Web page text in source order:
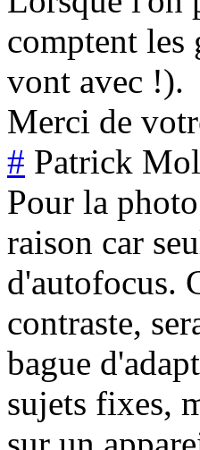
comptent
vont avec !).
Merci de
# Patrick
Pour la
raison car
d'autofocus.
contraste,
bague
sujets fixes,